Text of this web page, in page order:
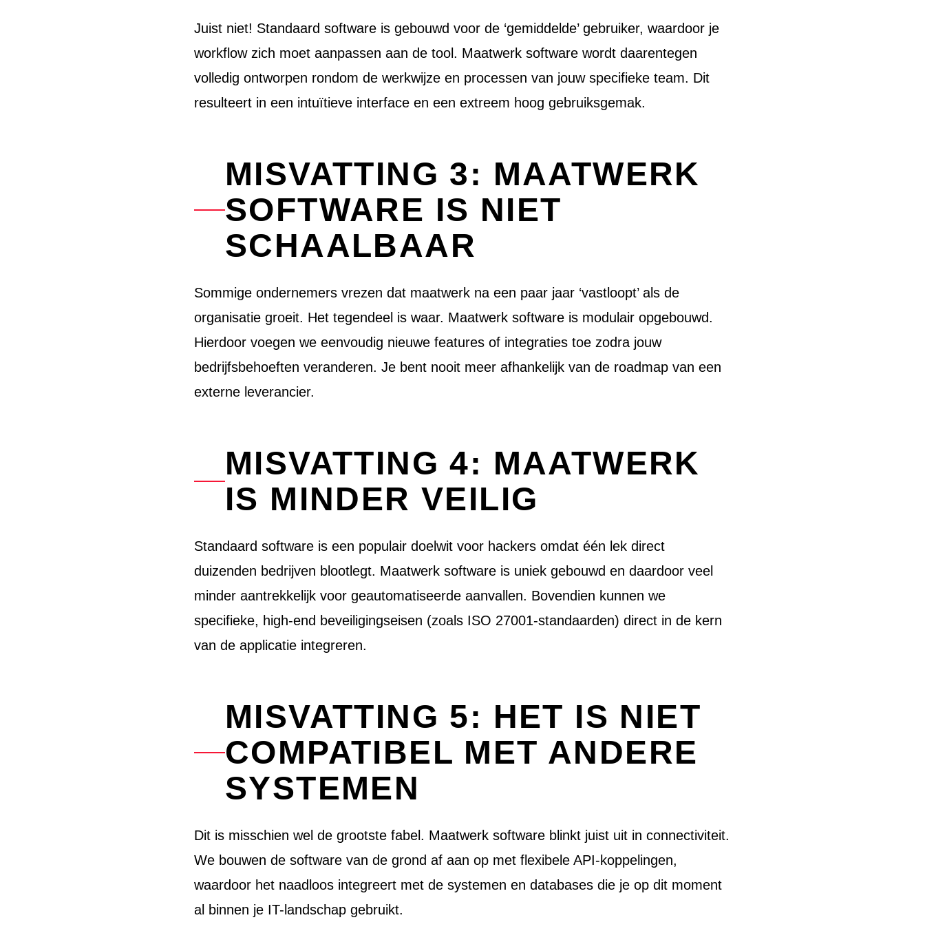
Juist niet! Standaard software is gebouwd voor de ‘gemiddelde’ gebruiker, waardoor je
workflow zich moet aanpassen aan de tool. Maatwerk software wordt daarentegen
volledig ontworpen rondom de werkwijze en processen van jouw specifieke team. Dit
resulteert in een intuïtieve interface en een extreem hoog gebruiksgemak.
MISVATTING 3: MAATWERK
SOFTWARE IS NIET
SCHAALBAAR
Sommige ondernemers vrezen dat maatwerk na een paar jaar ‘vastloopt’ als de
organisatie groeit. Het tegendeel is waar. Maatwerk software is modulair opgebouwd.
Hierdoor voegen we eenvoudig nieuwe features of integraties toe zodra jouw
bedrijfsbehoeften veranderen. Je bent nooit meer afhankelijk van de roadmap van een
externe leverancier.
MISVATTING 4: MAATWERK
IS MINDER VEILIG
Standaard software is een populair doelwit voor hackers omdat één lek direct
duizenden bedrijven blootlegt. Maatwerk software is uniek gebouwd en daardoor veel
minder aantrekkelijk voor geautomatiseerde aanvallen. Bovendien kunnen we
specifieke, high-end beveiligingseisen (zoals ISO 27001-standaarden) direct in de kern
van de applicatie integreren.
MISVATTING 5: HET IS NIET
COMPATIBEL MET ANDERE
SYSTEMEN
Dit is misschien wel de grootste fabel. Maatwerk software blinkt juist uit in connectiviteit.
We bouwen de software van de grond af aan op met flexibele API-koppelingen,
waardoor het naadloos integreert met de systemen en databases die je op dit moment
al binnen je IT-landschap gebruikt.